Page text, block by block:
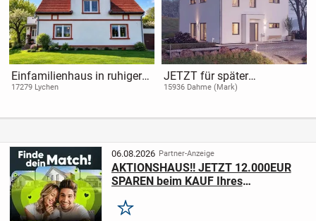
Einfamilienhaus in ruhiger
Dorfrandlage in Beenz bei
17279 Lychen
JETZT für später
vorsorgen!!!
15936 Dahme (Mark)
06.08.2026 Partner-Anzeige
AKTIONSHAUS!! JETZT 12.000EUR
SPAREN beim KAUF Ihres
Merken